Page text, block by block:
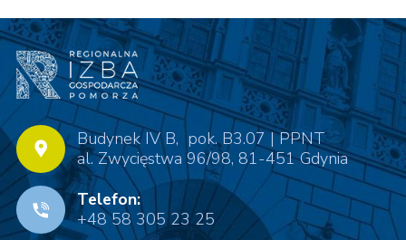
Budynek IV B, pok. B3.07 | PPNT
al. Zwycięstwa 96/98, 81-451 Gdynia
Telefon:
+48 58 305 23 25